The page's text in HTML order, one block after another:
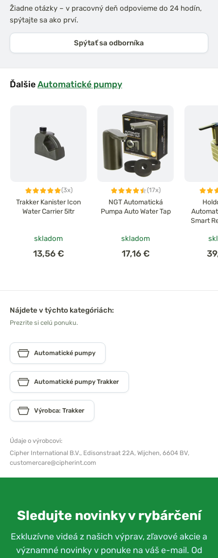
Žiadne otázky – v pracovný deň odpovieme do 24 hodín,
spýtajte sa ako prví.
Spýtať sa odborníka
ĎalšieAutomatické pumpy
(3x)
Trakker Kanister Icon
Water Carrier 5ltr
skladom
13,56 €
(17x)
NGT Automatická
Pumpa Auto Water Tap
skladom
17,16 €
Smart
Nájdete v týchto kategóriách:
Prezrite si celú ponuku.
Automatické pumpy
Automatické pumpy Trakker
Výrobca: Trakker
Údaje o výrobcovi:
Cipher International B.V., Edisonstraat 22A, Wijchen, 6604 BV,
customercare@cipherint.com
Sledujte novinky v rybárčení
Exkluzívne videá z našich výprav, zľavové akcie a
významné novinky v ponuke na váš e-mail. Od